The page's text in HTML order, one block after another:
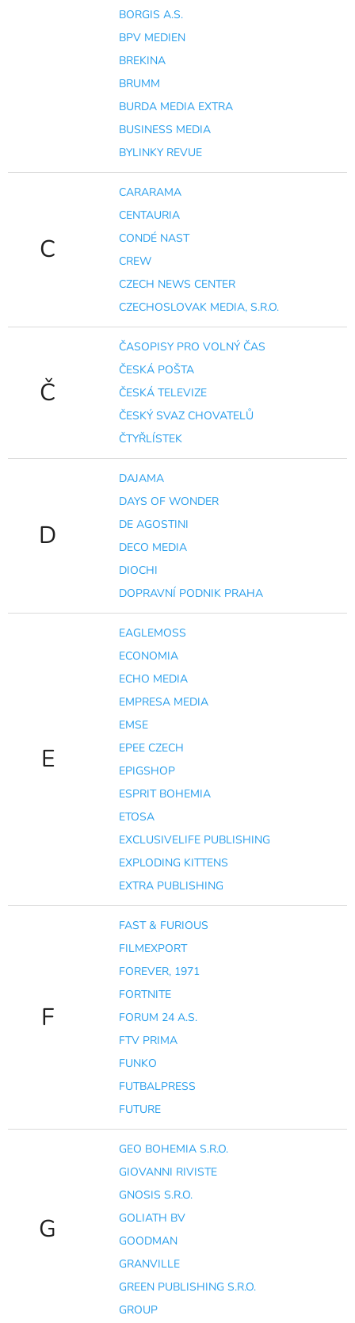
BORGIS A.S.
BPV MEDIEN
BREKINA
BRUMM
BURDA MEDIA EXTRA
BUSINESS MEDIA
BYLINKY REVUE
C
CARARAMA
CENTAURIA
CONDÉ NAST
CREW
CZECH NEWS CENTER
CZECHOSLOVAK MEDIA, S.R.O.
Č
ČASOPISY PRO VOLNÝ ČAS
ČESKÁ POŠTA
ČESKÁ TELEVIZE
ČESKÝ SVAZ CHOVATELŮ
ČTYŘLÍSTEK
D
DAJAMA
DAYS OF WONDER
DE AGOSTINI
DECO MEDIA
DIOCHI
DOPRAVNÍ PODNIK PRAHA
E
EAGLEMOSS
ECONOMIA
ECHO MEDIA
EMPRESA MEDIA
EMSE
EPEE CZECH
EPIGSHOP
ESPRIT BOHEMIA
ETOSA
EXCLUSIVELIFE PUBLISHING
EXPLODING KITTENS
EXTRA PUBLISHING
F
FAST & FURIOUS
FILMEXPORT
FOREVER, 1971
FORTNITE
FORUM 24 A.S.
FTV PRIMA
FUNKO
FUTBALPRESS
FUTURE
G
GEO BOHEMIA S.R.O.
GIOVANNI RIVISTE
GNOSIS S.R.O.
GOLIATH BV
GOODMAN
GRANVILLE
GREEN PUBLISHING S.R.O.
GROUP